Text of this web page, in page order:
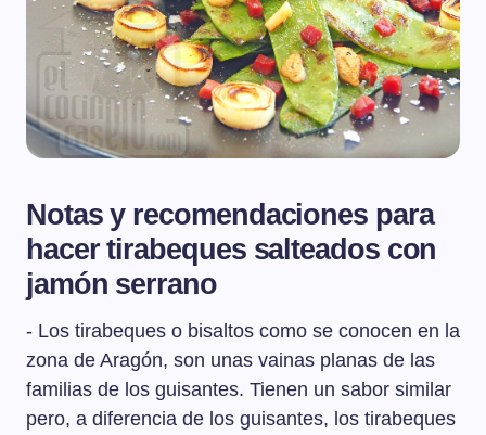
Notas y recomendaciones para
hacer tirabeques salteados con
jamón serrano
- Los tirabeques o bisaltos como se conocen en la
zona de Aragón, son unas vainas planas de las
familias de los guisantes. Tienen un sabor similar
pero, a diferencia de los guisantes, los tirabeques